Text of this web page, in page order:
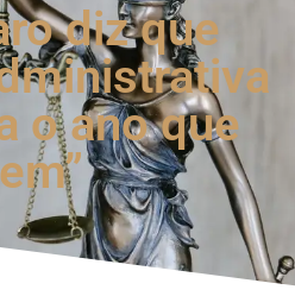
diz que
o ano que